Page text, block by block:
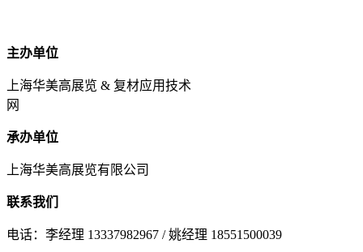
主办单位
上海华美高展览 & 复材应用技术
网
承办单位
上海华美高展览有限公司
联系我们
电话：李经理 13337982967 / 姚经理 18551500039